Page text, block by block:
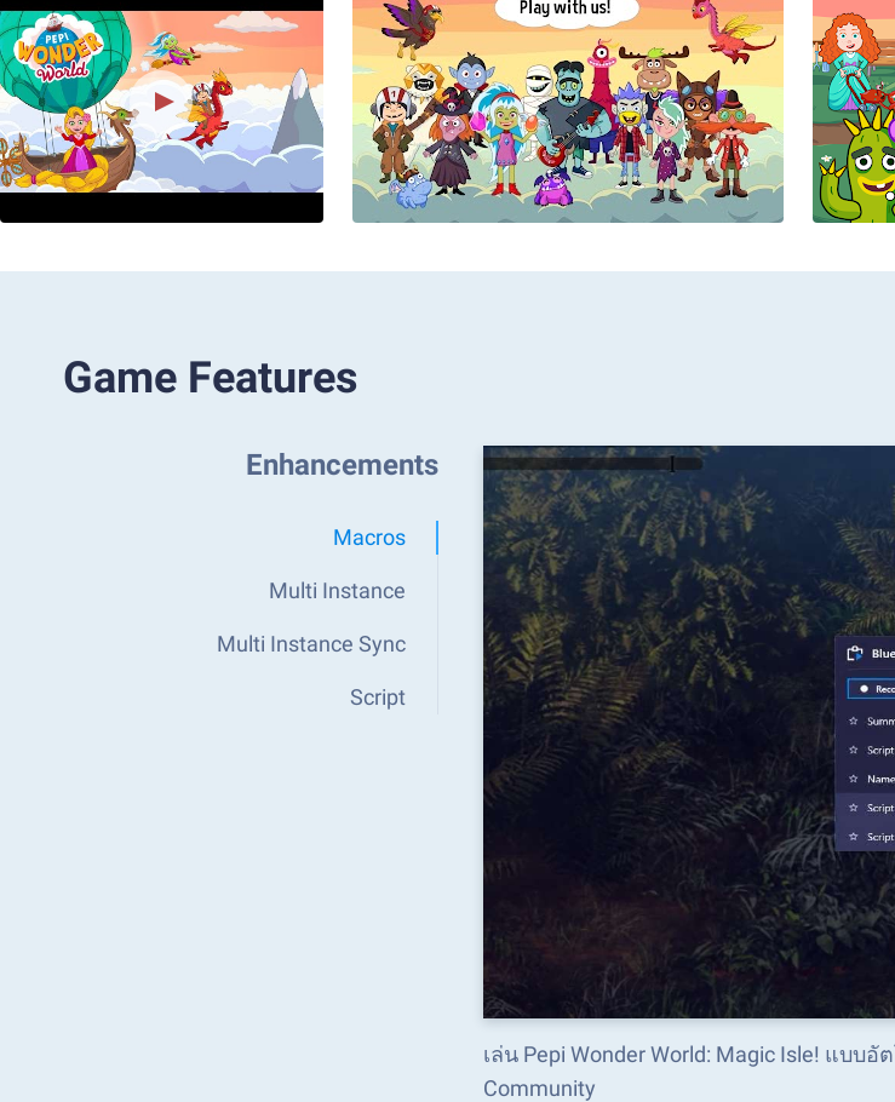
Game Features
Enhancements
Macros
Multi Instance
Multi Instance Sync
Script
เล่น Pepi Wonder World: Magic Isle! แบบ
Community